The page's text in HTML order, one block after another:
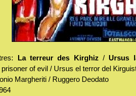
La terreur des Kirghiz / Ursus
of evil / Ursus el terror del
Margheriti / Ruggero Deodato